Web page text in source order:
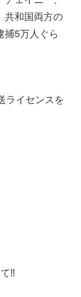
共和国両方の
5万人ぐら
ライセンスを
‼️